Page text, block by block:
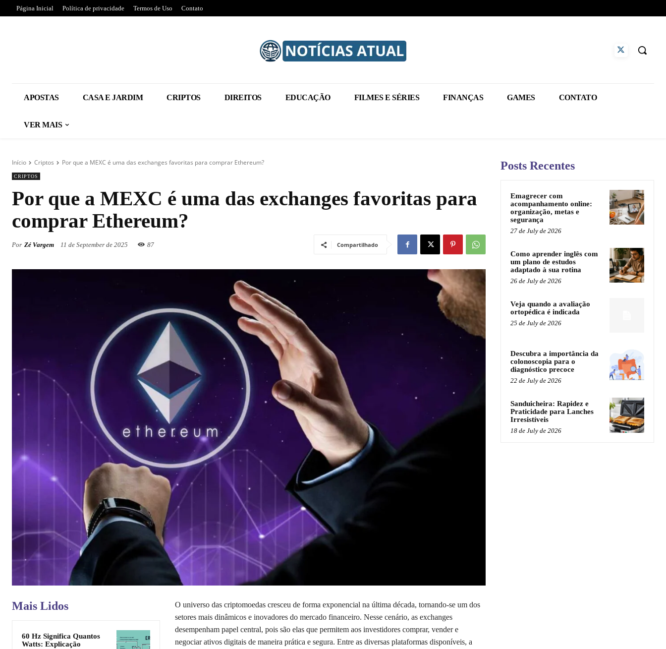
Página Inicial Política de privacidade Termos de Uso Contato
APOSTAS CASA E JARDIM CRIPTOS DIREITOS EDUCAÇÃO FILMES E SÉRIES FINANÇAS GAMES CONTATO
VER MAIS
Início Criptos Por que a MEXC é uma das exchanges favoritas para comprar Ethereum?
CRIPTOS
Por que a MEXC é uma das exchanges favoritas para
comprar Ethereum?
Por Zé Vargem 11 de September de 2025 87 Compartilhado
Mais Lidos
60 Hz Significa Quantos
Watts: Explicação
O universo das criptomoedas cresceu de forma exponencial na última década, tornando-se um dos
setores mais dinâmicos e inovadores do mercado financeiro. Nesse cenário, as exchanges
desempenham papel central, pois são elas que permitem aos investidores comprar, vender e
negociar ativos digitais de maneira prática e segura. Entre as diversas plataformas disponíveis, a
Posts Recentes
Emagrecer com
acompanhamento online:
organização, metas e
segurança
27 de July de 2026
Como aprender inglês com
um plano de estudos
adaptado à sua rotina
26 de July de 2026
Veja quando a avaliação
ortopédica é indicada
25 de July de 2026
Descubra a importância da
colonoscopia para o
diagnóstico precoce
22 de July de 2026
Sanduicheira: Rapidez e
Praticidade para Lanches
Irresistíveis
18 de July de 2026